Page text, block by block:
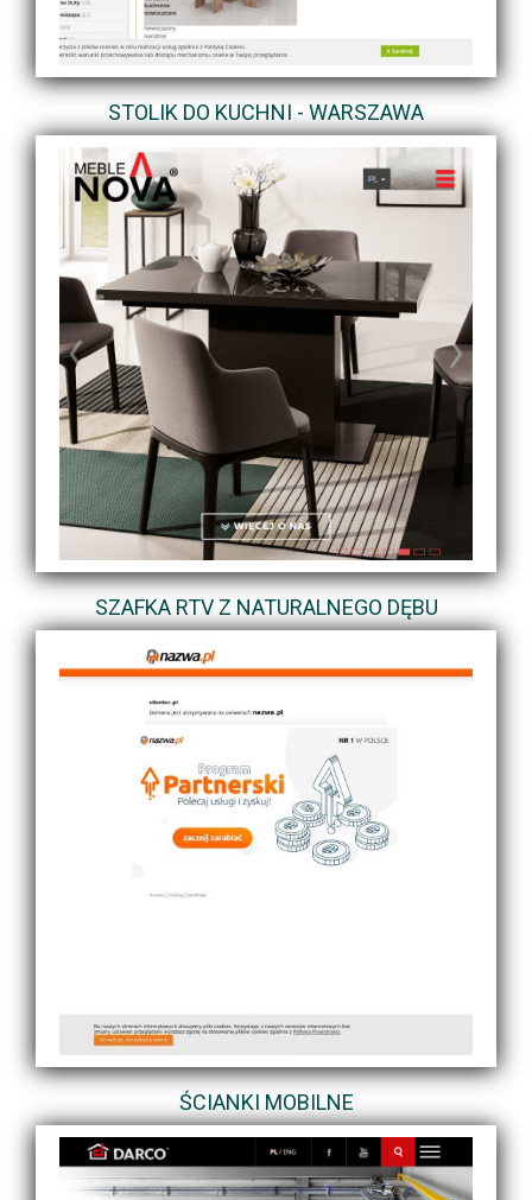
STOLIK DO KUCHNI - WARSZAWA
SZAFKA RTV Z NATURALNEGO DĘBU
ŚCIANKI MOBILNE